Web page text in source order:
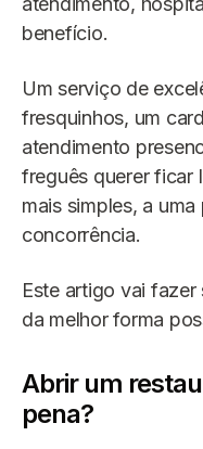
benefício.
Um serviço de
fresquinhos, um
atendimento
freguês querer ficar
mais simples, a
concorrência.
Este artigo vai
da melhor forma
Abrir um
pena?